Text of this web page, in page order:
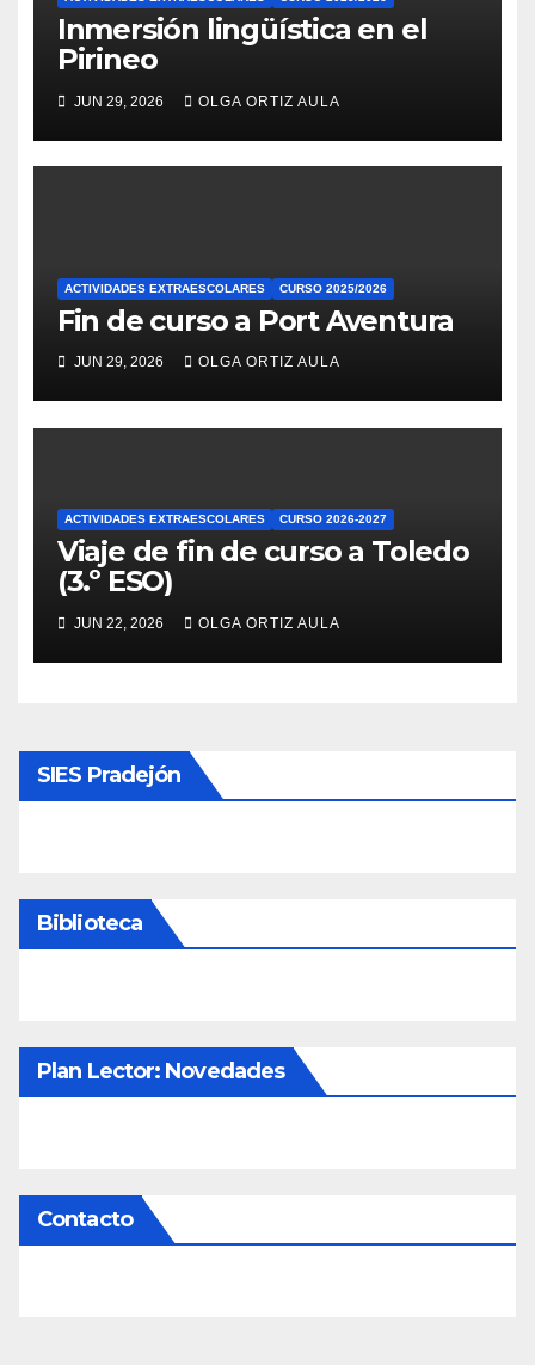
Inmersión lingüística en el
Pirineo
JUN 29, 2026 OLGA ORTIZ AULA
ACTIVIDADES EXTRAESCOLARES CURSO 2025/2026
Fin de curso a Port Aventura
JUN 29, 2026 OLGA ORTIZ AULA
ACTIVIDADES EXTRAESCOLARES CURSO 2026-2027
Viaje de fin de curso a Toledo
(3.º ESO)
JUN 22, 2026 OLGA ORTIZ AULA
SIES Pradejón
Biblioteca
Plan Lector: Novedades
Contacto